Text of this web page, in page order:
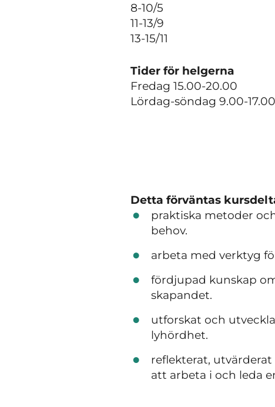
8-10/5
11-13/9
13-15/11
Tider för helgerna
Fredag 15.00-20.00
Lördag-söndag 9.00-17.00
Detta förväntas
praktiska metoder
behov.
arbeta med verktyg
fördjupad kunskap
skapandet.
utforskat och
lyhördhet.
reflekterat,
att arbeta i och leda